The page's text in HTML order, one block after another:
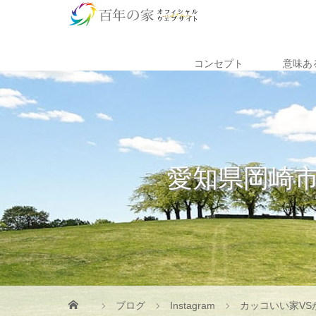
コンセプト 意味あ
愛知県岡崎
ブログ Instagram カッコいい家